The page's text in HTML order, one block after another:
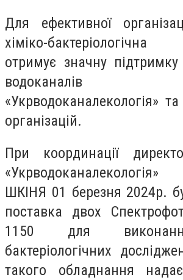
Для ефективної
хіміко-бактеріологічна
отримує значну підтримку
водоканалів
«Укрводоканалекологія»
організацій.
При координації
ШКІНЯ 01 березня 2024р.
поставка двох
1150 для
бактеріологічних
такого обладнання